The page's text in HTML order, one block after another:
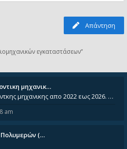
Απάντηση
εγκαταστάσεων”
μηχανικ…
θεματα περιβαλλοντκης μηχανικης απο 2022 εως 2026. Δεν ειναι μεσα του Σεπτεμβιου του 2025. Αν τα εχει καποιος ας τα ανε
am
Πολυμερών (…